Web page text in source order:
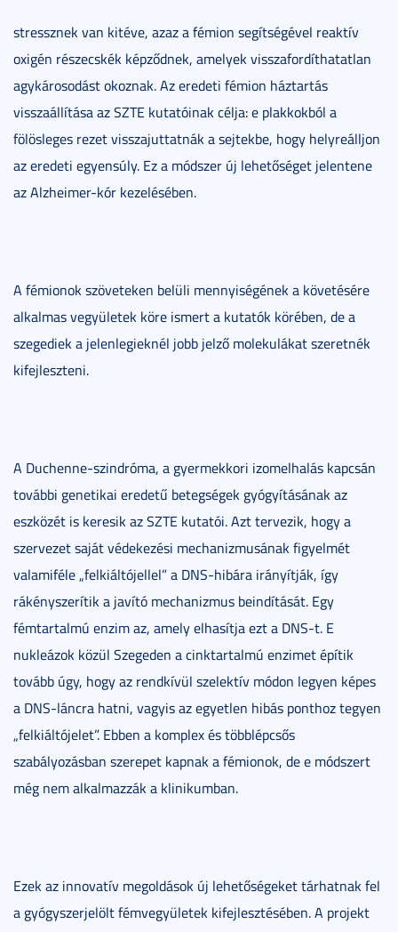
stressznek van kitéve, azaz a fémion segítségével reaktív
oxigén részecskék képződnek, amelyek visszafordíthatatlan
agykárosodást okoznak. Az eredeti fémion háztartás
visszaállítása az SZTE kutatóinak célja: e plakkokból a
fölösleges rezet visszajuttatnák a sejtekbe, hogy helyreálljon
az eredeti egyensúly. Ez a módszer új lehetőséget jelentene
az Alzheimer-kór kezelésében.
A fémionok szöveteken belüli mennyiségének a követésére
alkalmas vegyületek köre ismert a kutatók körében, de a
szegediek a jelenlegieknél jobb jelző molekulákat szeretnék
kifejleszteni.
A Duchenne-szindróma, a gyermekkori izomelhalás kapcsán
további genetikai eredetű betegségek gyógyításának az
eszközét is keresik az SZTE kutatói. Azt tervezik, hogy a
szervezet saját védekezési mechanizmusának figyelmét
valamiféle „felkiáltójellel” a DNS-hibára irányítják, így
rákényszerítik a javító mechanizmus beindítását. Egy
fémtartalmú enzim az, amely elhasítja ezt a DNS-t. E
nukleázok közül Szegeden a cinktartalmú enzimet építik
tovább úgy, hogy az rendkívül szelektív módon legyen képes
a DNS-láncra hatni, vagyis az egyetlen hibás ponthoz tegyen
„felkiáltójelet”. Ebben a komplex és többlépcsős
szabályozásban szerepet kapnak a fémionok, de e módszert
még nem alkalmazzák a klinikumban.
Ezek az innovatív megoldások új lehetőségeket tárhatnak fel
a gyógyszerjelölt fémvegyületek kifejlesztésében. A projekt